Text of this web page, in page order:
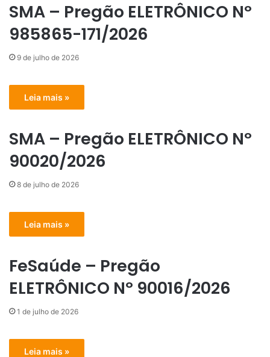
SMA – Pregão ELETRÔNICO Nº
985865-171/2026
9 de julho de 2026
Leia mais »
SMA – Pregão ELETRÔNICO Nº
90020/2026
8 de julho de 2026
Leia mais »
FeSaúde – Pregão
ELETRÔNICO Nº 90016/2026
1 de julho de 2026
Leia mais »